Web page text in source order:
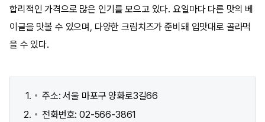
합리적인 가격으로 많은 인기를 모으고 있다. 요일마다 다른 맛의 베
이글을 맛볼 수 있으며, 다양한 크림치즈가 준비돼 입맛대로 골라먹
을 수 있다.
주소: 서울 마포구 양화로3길66
전화번호: 02-566-3861